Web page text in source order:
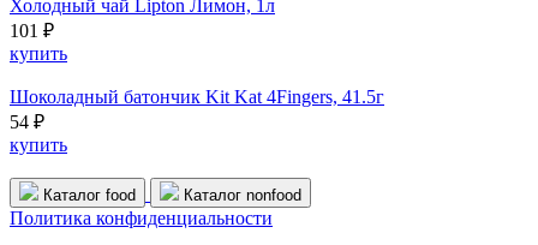
Холодный чай Lipton Лимон, 1л
101 ₽
купить
Шоколадный батончик Kit Kat 4Fingers, 41.5г
54 ₽
купить
Каталог food Каталог nonfood
Политика конфиденциальности